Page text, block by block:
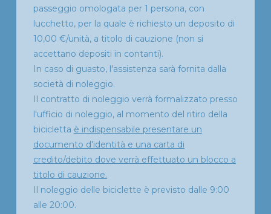
passeggio omologata per 1 persona, con
lucchetto, per la quale è richiesto un deposito di
10,00 €/unità, a titolo di cauzione (non si
accettano depositi in contanti).
In caso di guasto, l'assistenza sarà fornita dalla
società di noleggio.
Il contratto di noleggio verrà formalizzato presso
l'ufficio di noleggio, al momento del ritiro della
bicicletta è indispensabile presentare un
documento d'identità e una carta di
credito/debito dove verrà effettuato un blocco a
titolo di cauzione.
Il noleggio delle biciclette è previsto dalle 9:00
alle 20:00.